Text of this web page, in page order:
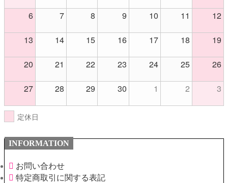
6 7 8 9 10 11 12
13 14 15 16 17 18 19
20 21 22 23 24 25 26
27 28 29 30 1 2 3
定休日
INFORMATION
お問い合わせ
特定商取引に関する表記